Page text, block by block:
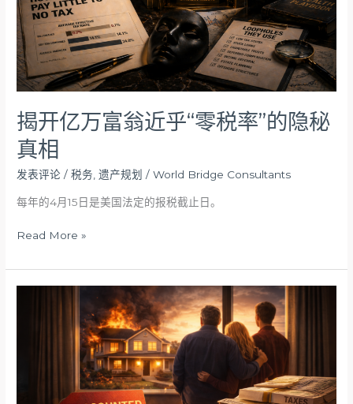
揭开亿万富翁近乎“零税率”的隐秘
真相
发表评论 /税务 ,遗产规划 /World Bridge Consultants
每年的4月15日是美国法定的报税截止日。
乎
“零
税
率”
的
隐
秘
真
相
Read More »